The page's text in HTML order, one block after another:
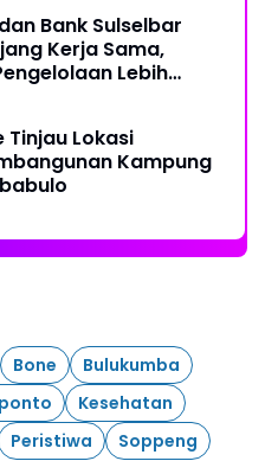
Bank Sulselbar
Kerja Sama,
Lebih
Tinjau Lokasi
Kampung
Bone
Bulukumba
Kesehatan
Peristiwa
Soppeng